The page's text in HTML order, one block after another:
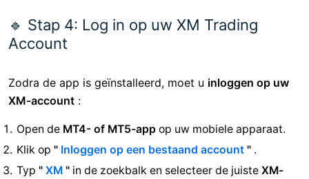
🔹 Stap 4: Log in op uw XM Trading
Account
Zodra de app is geïnstalleerd, moet u inloggen op uw
XM-account :
Open de MT4- of MT5-app op uw mobiele apparaat.
Klik op " Inloggen op een bestaand account " .
Typ " XM " in de zoekbalk en selecteer de juiste XM-